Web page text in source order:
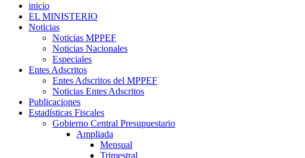
inicio
EL MINISTERIO
Noticias
Noticias MPPEF
Noticias Nacionales
Especiales
Entes Adscritos
Entes Adscritos del MPPEF
Noticias Entes Adscritos
Publicaciones
Estadísticas Fiscales
Gobierno Central Presupuestario
Ampliada
Mensual
Trimestral